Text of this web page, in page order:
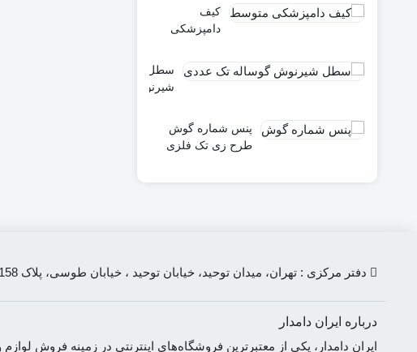
کیف
دامپزشکی
سطل
شیرنوش
عددی
پنس شماره گوش
طرح زی تک فلزی
دفتر مرکزی : تهران، میدان توحید، خیابان توحید ، خیابان طوسی، پلاک 158، واحد2
درباره ایران دامدار
ایران دامدار، یکی از معتبرترین فروشگاه‌های اینترنتی در زمینه